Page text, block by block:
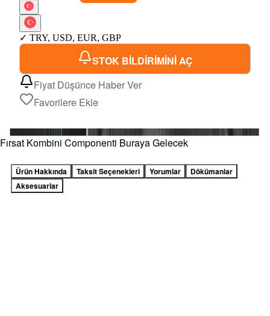
✓ TRY, USD, EUR, GBP
STOK BİLDİRİMİNİ AÇ
Fiyat Düşünce Haber Ver
Favorilere Ekle
Fırsat Kombini Componenti Buraya Gelecek
Ürün Hakkında Taksit Seçenekleri Yorumlar
Dökümanlar
Aksesuarlar